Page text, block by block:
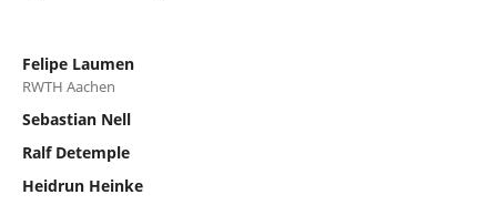
Felipe Laumen
RWTH Aachen
Sebastian Nell
Ralf Detemple
Heidrun Heinke